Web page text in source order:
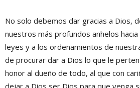
No solo debemos dar gracias a Dios,
nuestros más profundos anhelos hacia
leyes y a los ordenamientos de
de procurar dar a Dios lo que le
honor al dueño de todo, al que con
dejar a Dios ser Dios para que venga